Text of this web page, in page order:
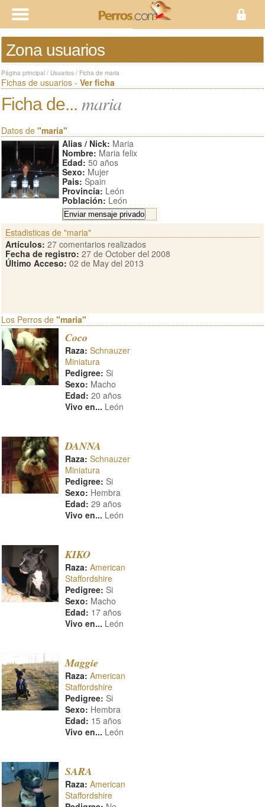
Zona usuarios
Página principal / Usuarios / Ficha de maria
Fichas de usuarios - Ver ficha
Ficha de... maria
Datos de "maria"
Alias / Nick: Maria
Nombre: Maria felix
Edad: 50 años
Sexo: Mujer
Pais: Spain
Provincia: León
Población: León
Estadisticas de "maria"
Artículos: 27 comentarios realizados
Fecha de registro: 27 de October del 2008
Último Acceso: 02 de May del 2013
Los Perros de "maria"
Coco
Raza: Schnauzer
Miniatura
Pedigree: Si
Sexo: Macho
Edad: 20 años
Vivo en... León
DANNA
Raza: Schnauzer
Miniatura
Pedigree: Si
Sexo: Hembra
Edad: 29 años
Vivo en... León
KIKO
Raza: American
Staffordshire
Pedigree: Si
Sexo: Macho
Edad: 17 años
Vivo en... León
Maggie
Raza: American
Staffordshire
Pedigree: Si
Sexo: Hembra
Edad: 15 años
Vivo en... León
SARA
Raza: American
Staffordshire